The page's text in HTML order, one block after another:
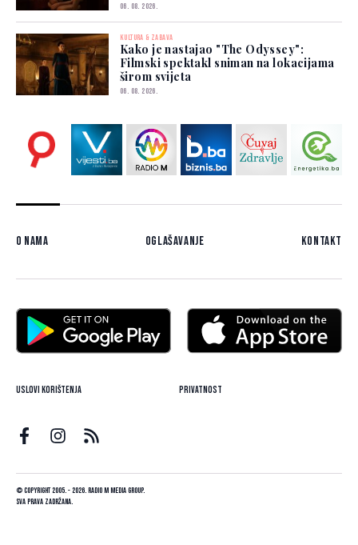
06. 08. 2026.
KULTURA & ZABAVA
Kako je nastajao "The Odyssey":
Filmski spektakl sniman na lokacijama
širom svijeta
06. 08. 2026.
O nama Oglašavanje Kontakt
Uslovi korištenja Privatnost
© Copyright 2005. - 2026. Radio M Media Group.
Sva prava zadržana.